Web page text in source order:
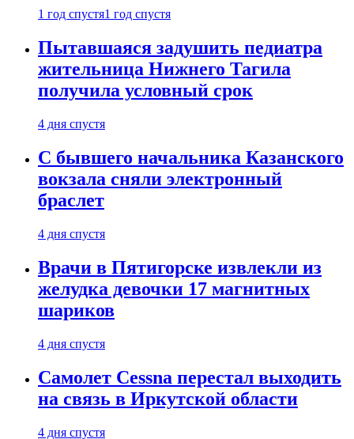
1 год спустя1 год спустя
Пытавшаяся задушить педиатра
жительница Нижнего Тагила
получила условный срок
4 дня спустя
С бывшего начальника Казанского
вокзала сняли электронный
браслет
4 дня спустя
Врачи в Пятигорске извлекли из
желудка девочки 17 магнитных
шариков
4 дня спустя
Самолет Cessna перестал выходить
на связь в Иркутской области
4 дня спустя